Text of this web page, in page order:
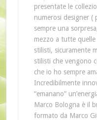
presentate le
numerosi designer
sempre una
mezzo a tutte quelle
stilisti, sicuramente
stilisti che vengono
che io ho sempre
Incredibilmente
“emanano”
Marco Bologna è il
formato da Marco